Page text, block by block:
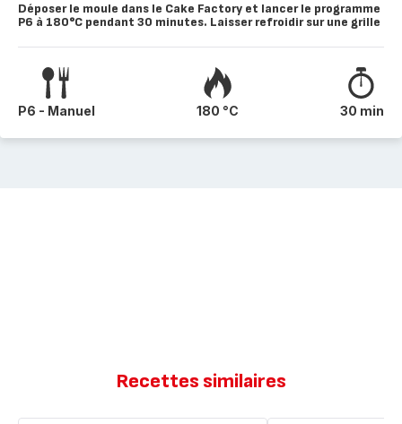
Déposer le moule dans le Cake Factory et lancer le programme
P6 à 180°C pendant 30 minutes. Laisser refroidir sur une grille
P6 - Manuel 180 °C 30 min
Recettes similaires